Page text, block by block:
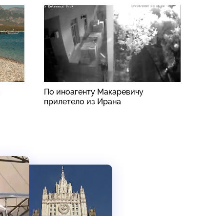
По иноагенту Макаревичу
прилетело из Ирана